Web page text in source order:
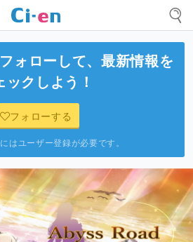
ォローして、最新情報を
ックしよう！
フォローする
はユーザー登録が必要です。